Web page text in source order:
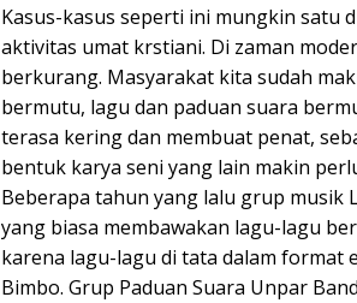
Kasus-kasus seperti ini mungkin satu
aktivitas umat krstiani. Di zaman
berkurang. Masyarakat kita sudah
bermutu, lagu dan paduan suara
terasa kering dan membuat penat,
bentuk karya seni yang lain makin
Beberapa tahun yang lalu grup musik
yang biasa membawakan lagu-lagu
karena lagu-lagu di tata dalam format
Bimbo. Grup Paduan Suara Unpar